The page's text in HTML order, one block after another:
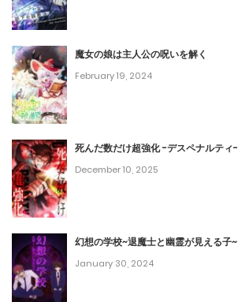
第311話
January 22, 2024
第310話
January 21, 2024
第309話
January 20, 2024
第308話
January 19, 2024
第307話
魔女の娘は主人公の呪いを解く
February 19, 2024
死んだ数だけ超強化 -デスペナルティ-
December 10, 2025
幻想の学校~退魔士と幽霊が見える子~
January 30, 2024